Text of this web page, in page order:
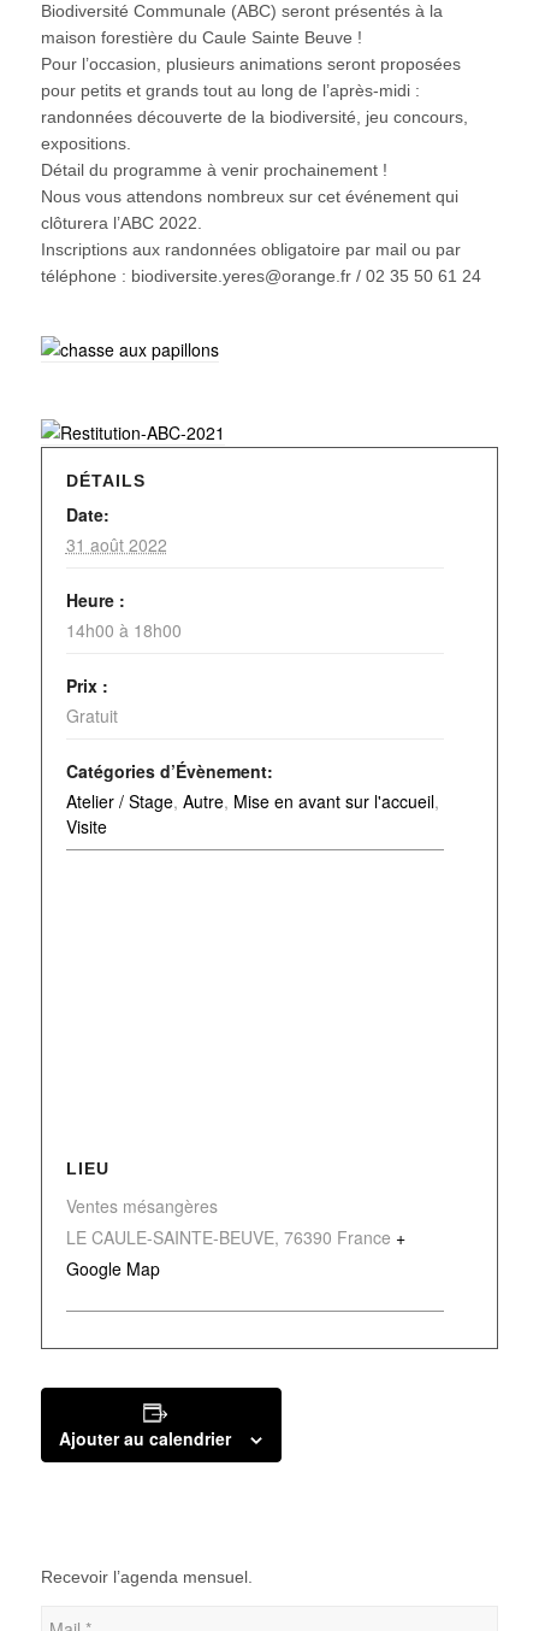
Biodiversité Communale (ABC) seront présentés à la
maison forestière du Caule Sainte Beuve !
Pour l’occasion, plusieurs animations seront proposées
pour petits et grands tout au long de l’après-midi :
randonnées découverte de la biodiversité, jeu concours,
expositions.
Détail du programme à venir prochainement !
Nous vous attendons nombreux sur cet événement qui
clôturera l’ABC 2022.
Inscriptions aux randonnées obligatoire par mail ou par
téléphone : biodiversite.yeres@orange.fr / 02 35 50 61 24
DÉTAILS
Date:
31 août 2022
Heure :
14h00 à 18h00
Prix :
Gratuit
Catégories d’Évènement:
Atelier / Stage, Autre, Mise en avant sur l'accueil,
Visite
LIEU
Ventes mésangères
LE CAULE-SAINTE-BEUVE, 76390 France +
Google Map
Ajouter au calendrier
Recevoir l’agenda mensuel.